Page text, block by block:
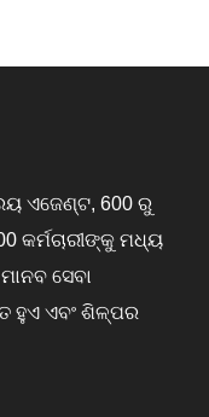
ଏଜେଣ୍ଟ, 600 ରୁ
କର୍ମଚାରୀଙ୍କୁ ମଧ୍ୟ
ସେବା
ହୁଏ ଏବଂ ଶିଳ୍ପର